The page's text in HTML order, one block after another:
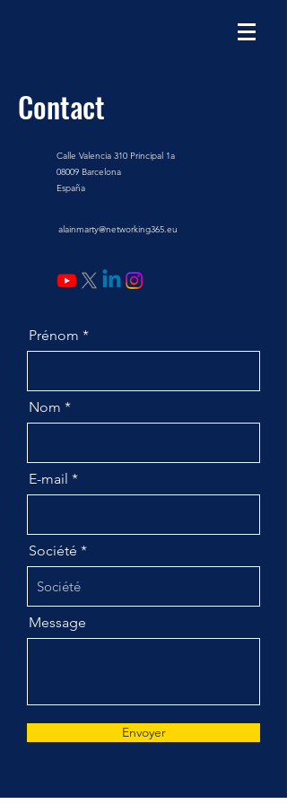
Contact
Calle Valencia 310 Principal 1a
08009 Barcelona
España
alainmarty@networking365.eu
Prénom
Nom
E-mail
Société
Message
Envoyer